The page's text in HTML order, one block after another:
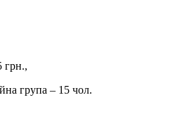
грн.,
група – 15 чол.